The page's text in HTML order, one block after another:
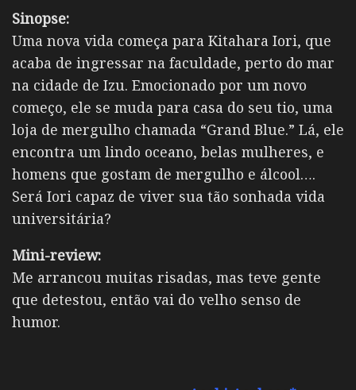
Sinopse:
Uma nova vida começa para Kitahara Iori, que
acaba de ingressar na faculdade, perto do mar
na cidade de Izu. Emocionado por um novo
começo, ele se muda para casa do seu tio, uma
loja de mergulho chamada “Grand Blue.” Lá, ele
encontra um lindo oceano, belas mulheres, e
homens que gostam de mergulho e álcool….
Será Iori capaz de viver sua tão sonhada vida
universitária?
Mini-review:
Me arrancou muitas risadas, mas teve gente
que detestou, então vai do velho senso de
humor.